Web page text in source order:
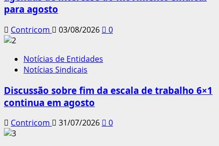
para agosto
Contricom 03/08/2026 0
Notícias de Entidades
Notícias Sindicais
Discussão sobre fim da escala de trabalho 6×1
continua em agosto
Contricom 31/07/2026 0